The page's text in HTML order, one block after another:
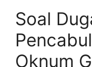
Soal
Oknum